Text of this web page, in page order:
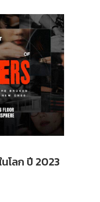
โลก ปี 2023